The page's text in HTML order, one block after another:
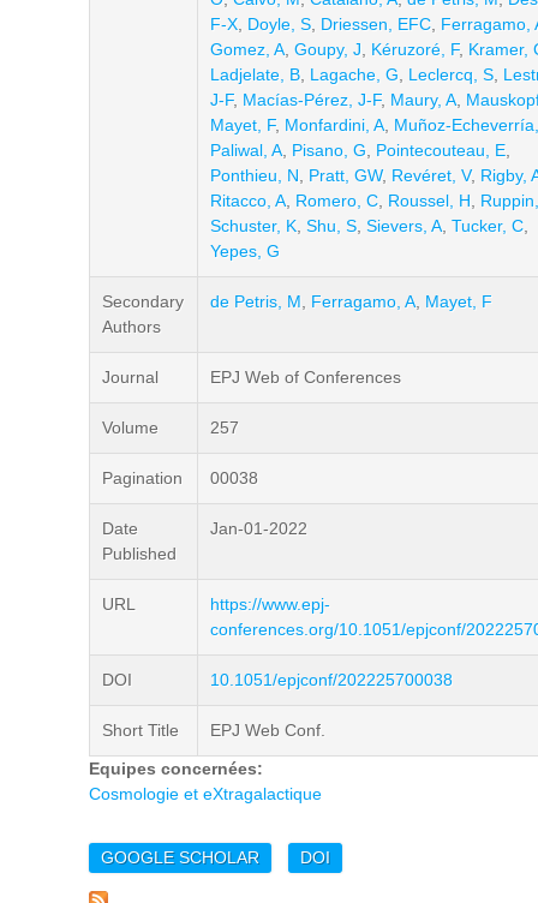
F-X Doyle, S Driessen, EFC Ferragamo,
Gomez, A Goupy, J Kéruzoré, F, Kramer,
Ladjelate, B Lagache, G Leclercq, S
J-F, Macías-Pérez, J-F, Maury, A
Mayet, F, Monfardini, A Muñoz-
Paliwal, A Pisano, G Pointecouteau, E
Ponthieu, N
Pratt, GW, Revéret, V, Rigby,
Ritacco, A Romero, C Roussel, H
Schuster, K Shu, S Sievers, A Tucker, C
Yepes, G
Secondary
Authors
de Petris, M Ferragamo, A Mayet, F
Journal EPJ Web of Conferences
Volume 257
Pagination 00038
Date
Published
Jan-01-2022
URL
https://www.epj-
conferences.org/10.1051/epjconf/
DOI 10.1051/epjconf/202225700038
Short Title
EPJ Web Conf.
Equipes concernées:
Cosmologie et eXtragalactique
GOOGLE SCHOLAR DOI